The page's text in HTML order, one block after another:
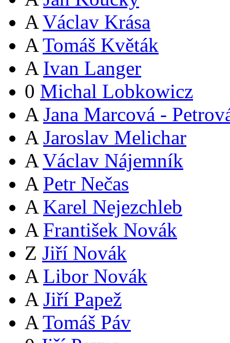
A Václav Krása
A Tomáš Květák
A Ivan Langer
0 Michal Lobkowicz
A Jana Marcová -
A Jaroslav Melichar
A Václav Nájemník
A Petr Nečas
A Karel Nejezchleb
A František Novák
Z Jiří Novák
A Libor Novák
A Jiří Papež
A Tomáš Páv